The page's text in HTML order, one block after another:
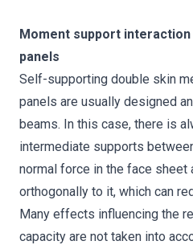
Moment support
panels
Self-supporting double skin
panels are usually designed
beams. In this case, there is
intermediate supports
normal force in the face sheet
orthogonally to it, which can
Many effects influencing the
capacity are not taken into